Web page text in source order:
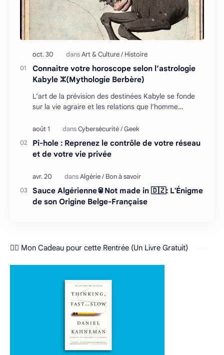
Connaitre votre horoscope selon l’astrologie
Kabyle ⵣ(Mythologie Berbère)
L’art de la prévision des destinées Kabyle se fonde
sur la vie agraire et les relations que l’homme
Pi-hole : Reprenez le contrôle de votre réseau
et de votre vie privée
Sauce Algérienne🥫Not made in 🇩🇿: L'Énigme
de son Origine Belge-Française
❤️‍🔥 Mon Cadeau pour cette Rentrée (Un Livre Gratuit)